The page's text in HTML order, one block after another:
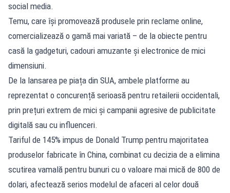
social media.
Temu, care își promovează produsele prin reclame online,
comercializează o gamă mai variată – de la obiecte pentru
casă la gadgeturi, cadouri amuzante și electronice de mici
dimensiuni.
De la lansarea pe piața din SUA, ambele platforme au
reprezentat o concurență serioasă pentru retailerii occidentali,
prin prețuri extrem de mici și campanii agresive de publicitate
digitală sau cu influenceri.
Tariful de 145% impus de Donald Trump pentru majoritatea
produselor fabricate în China, combinat cu decizia de a elimina
scutirea vamală pentru bunuri cu o valoare mai mică de 800 de
dolari, afectează serios modelul de afaceri al celor două